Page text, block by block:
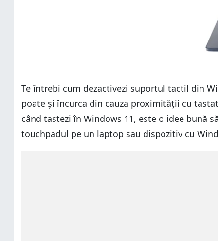
Te întrebi cum dezactivezi suportul tactil din
poate și încurca din cauza proximității cu
când tastezi în Windows 11, este o idee bună
touchpadul pe un laptop sau dispozitiv cu